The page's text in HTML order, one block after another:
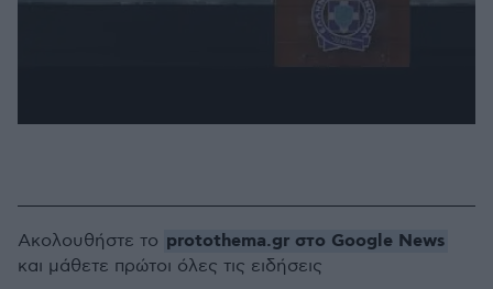
Ακολουθήστε το protothema.gr στο Google News
και μάθετε πρώτοι όλες τις ειδήσεις